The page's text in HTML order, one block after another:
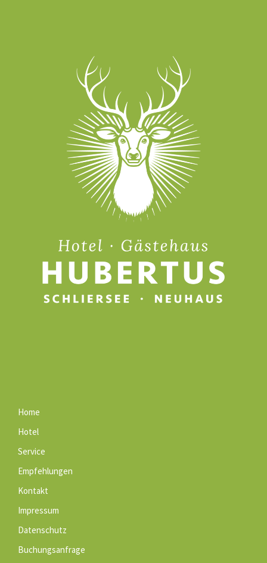
Home
Hotel
Service
Empfehlungen
Kontakt
Impressum
Datenschutz
Buchungsanfrage